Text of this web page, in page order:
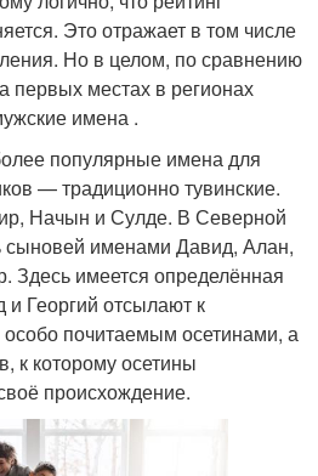
Это отражает в том числе
Но в целом, по сравнению
местах в регионах
имена .
популярные имена для
— традиционно тувинские.
Начын и Сулде. В Северной
сыновей именами Давид, Алан,
Здесь имеется определённая
Георгий отсылают к
почитаемым осетинами, а
к которому осетины
происхождение.